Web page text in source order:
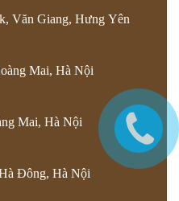
Văn Giang, Hưng Yên
Mai, Hà Nội
Mai, Hà Nội
Đông, Hà Nội